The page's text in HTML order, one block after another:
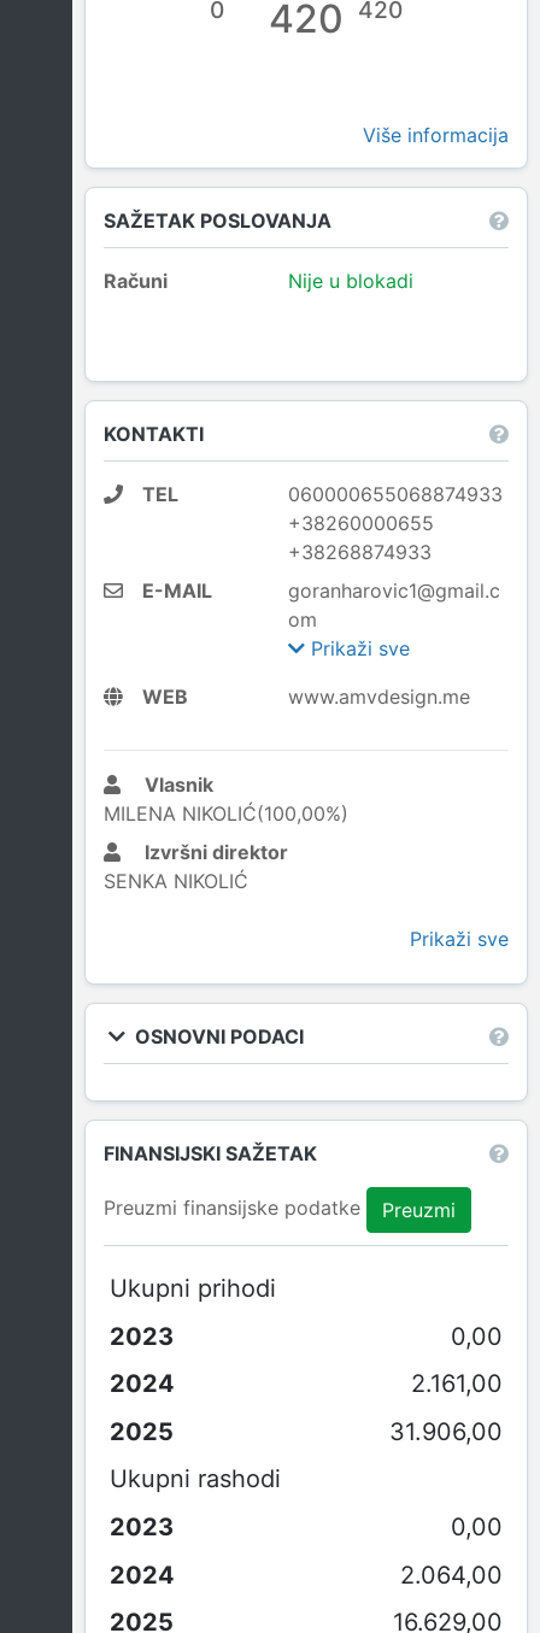
0 420 420
Više informacija
SAŽETAK POSLOVANJA
Računi Nije u blokadi
KONTAKTI
TEL
060000655068874933
+38260000655
+38268874933
E-MAIL
goranharovic1@gmail.c
om
Prikaži sve
WEB
www.amvdesign.me
Vlasnik
MILENA NIKOLIĆ(100,00%)
Izvršni direktor
SENKA NIKOLIĆ
Prikaži sve
OSNOVNI PODACI
FINANSIJSKI SAŽETAK
Preuzmi finansijske podatke Preuzmi
Ukupni prihodi
0,00
2.161,00
31.906,00
Ukupni rashodi
0,00
2.064,00
16.629,00